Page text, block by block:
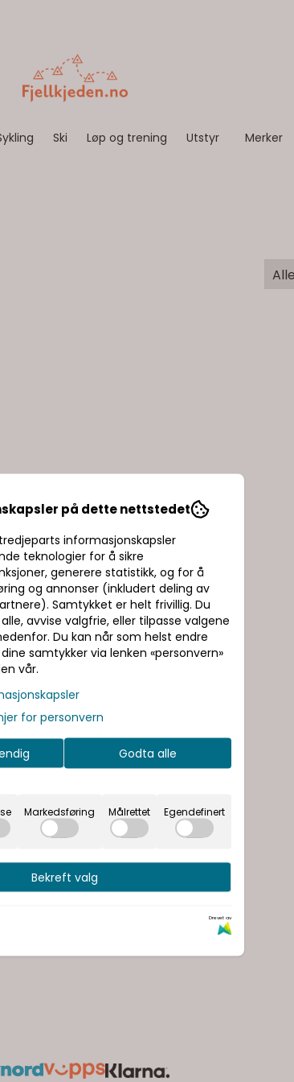
Ski Løp og trening Utstyr Merker
på dette nettstedet
informasjonskapsler
teknologier for å sikre
generere statistikk, og for å
og annonser (inkludert deling av
Samtykket er helt frivillig. Du
avvise valgfrie, eller tilpasse valgene
Du kan når som helst endre
samtykker via lenken «personvern»
vår.
for personvern
Godta alle
Markedsføring Målrettet Egendefinert
Bekreft valg
Drevet av